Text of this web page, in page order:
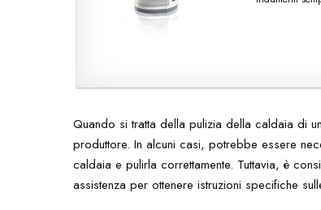
Quando si tratta della pulizia della caldaia di
produttore. In alcuni casi, potrebbe essere
caldaia e pulirla correttamente. Tuttavia, è
assistenza per ottenere istruzioni specifiche